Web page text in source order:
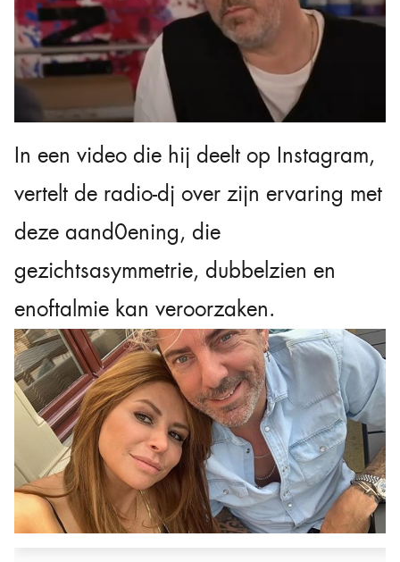
In een video die hij deelt op Instagram,
vertelt de radio-dj over zijn ervaring met
deze aand0ening, die
gezichtsasymmetrie, dubbelzien en
enoftalmie kan veroorzaken.